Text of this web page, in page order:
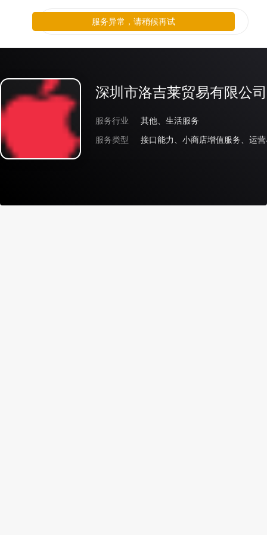
深圳市洛吉莱贸易有限公司
服务行业
其他、生活服务
服务类型
接口能力、小商店增值服务、运
服务异常，请稍候再试